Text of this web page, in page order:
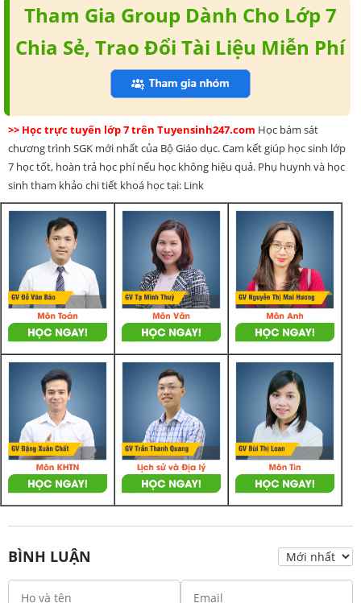
Tham Gia Group Dành Cho Lớp 7
Chia Sẻ, Trao Đổi Tài Liệu Miễn Phí
>> Học trực tuyến lớp 7 trên Tuyensinh247.com Học bám sát
chương trình SGK mới nhất của Bộ Giáo dục. Cam kết giúp học sinh lớp
7 học tốt, hoàn trả học phí nếu học không hiệu quả. Phụ huynh và học
sinh tham khảo chi tiết khoá học tại: Link
BÌNH LUẬN